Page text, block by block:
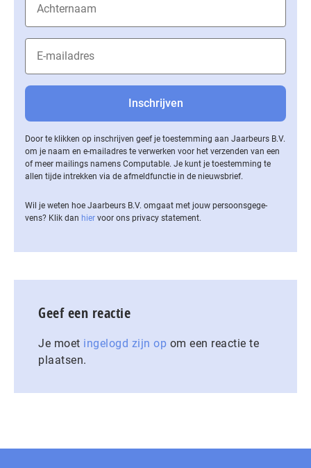
Door te klikken op inschrijven geef je toestemming aan Jaarbeurs B.V.
om je naam en e-mailadres te verwerken voor het verzenden van een
of meer mailings namens Computable. Je kunt je toestemming te
allen tijde intrekken via de af­meld­func­tie in de nieuwsbrief.
Wil je weten hoe Jaarbeurs B.V. omgaat met jouw per­soons­ge­ge­
vens? Klik dan hier voor ons privacy statement.
Geef een reactie
Je moet ingelogd zijn op om een reactie te
plaatsen.